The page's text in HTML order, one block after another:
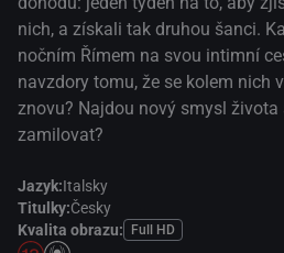
nich, a získali tak druhou šanci.
nočním Římem na svou intimní
navzdory tomu, že se kolem nich
znovu? Najdou nový smysl
zamilovat?
Jazyk:Italsky
Titulky:Česky
Kvalita obrazu:
Full HD